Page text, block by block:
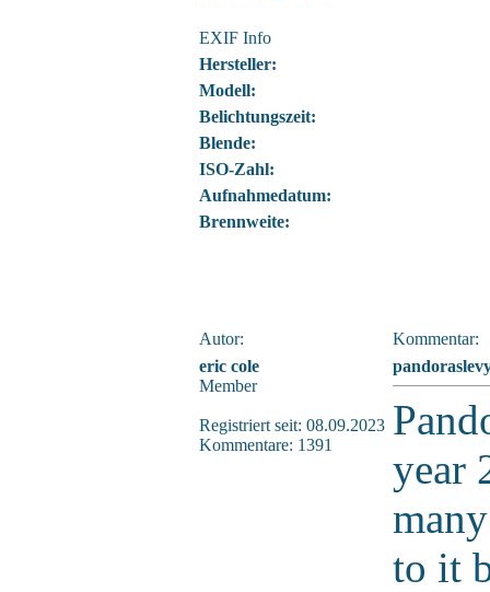
EXIF Info
Hersteller:
Modell:
Belichtungszeit:
Blende:
ISO-Zahl:
Aufnahmedatum:
Brennweite:
Autor:
Kommentar:
eric cole
Member
Registriert seit: 08.09.2023
Kommentare: 1391
year
to it